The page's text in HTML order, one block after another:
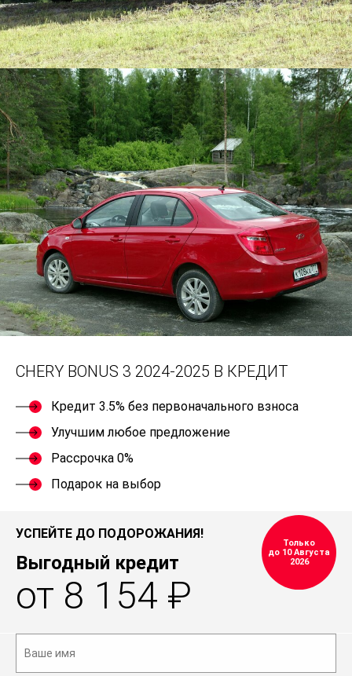
CHERY BONUS 3 2024-2025 В КРЕДИТ
Кредит 3.5% без первоначального взноса
Улучшим любое предложение
Рассрочка 0%
Подарок на выбор
УСПЕЙТЕ ДО ПОДОРОЖАНИЯ!
Выгодный кредит
от 8 154 ₽
Только
до 10 Августа
2026